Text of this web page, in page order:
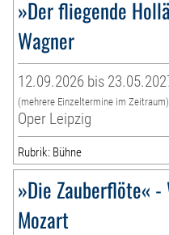
»Der fliegende
Wagner
12.09.2026 bis
(mehrere Einzeltermine im Zeitraum)
Oper Leipzig
Rubrik: Bühne
»Die Zauberflöte« -
Mozart